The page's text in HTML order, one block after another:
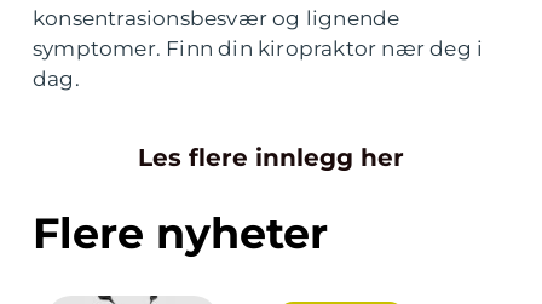
konsentrasionsbesvær og lignende
symptomer. Finn din kiropraktor nær deg i
dag.
Les flere innlegg her
Flere nyheter